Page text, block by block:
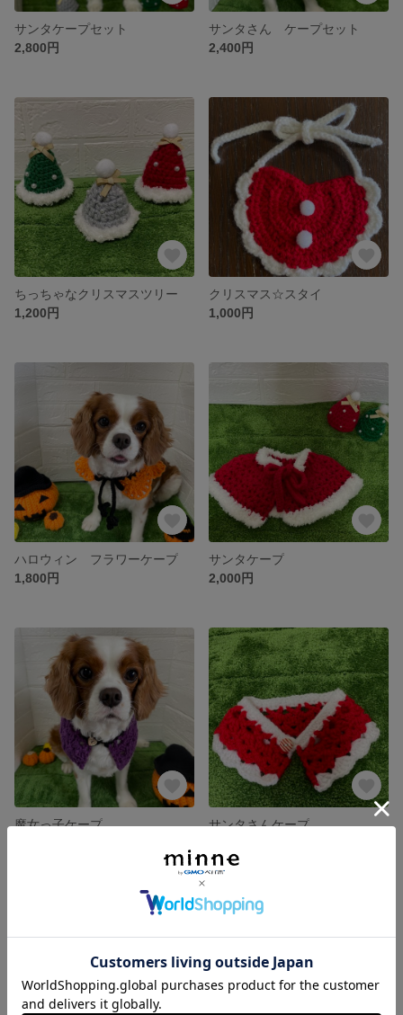
サンタケープセット
2,800円
サンタさん ケープセット
2,400円
ちっちゃなクリスマスツリー
1,200円
クリスマス☆スタイ
1,000円
ハロウィン フラワーケープ
1,800円
サンタケープ
2,000円
魔女っ子ケープ
サンタさんケープ